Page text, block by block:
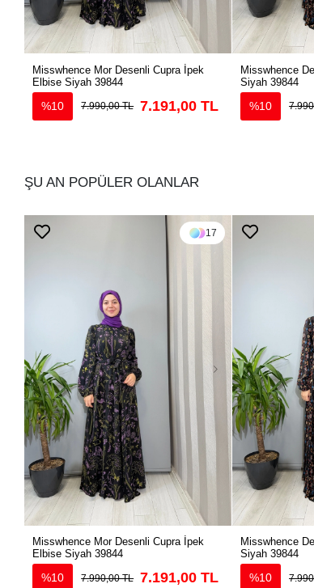
Misswhence Mor Desenli Cupra İpek
Elbise Siyah 39844
%10 7.990,00 TL 7.191,00 TL
Misswhence
Siyah 39844
%10
ŞU AN POPÜLER OLANLAR
17
Misswhence Mor Desenli Cupra İpek
Elbise Siyah 39844
%10 7.990,00 TL 7.191,00 TL
Misswhence
Siyah 39844
%10